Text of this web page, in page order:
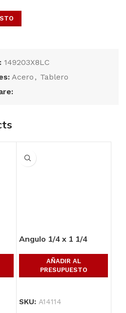
149203X8LC
Acero , Tablero
Angulo 1/4 x 1 1/4
AÑADIR AL
PRESUPUESTO
SKU: A14114